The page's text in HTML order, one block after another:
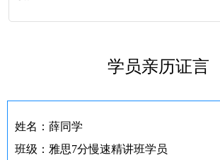
学员亲历证言
姓名：薛同学
班级：雅思7分慢速精讲班学员